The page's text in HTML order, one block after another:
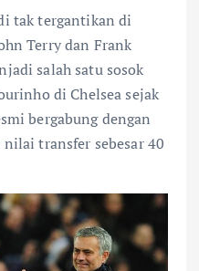
tak tergantikan di
Terry dan Frank
salah satu sosok
di Chelsea sejak
bergabung dengan
transfer sebesar 40